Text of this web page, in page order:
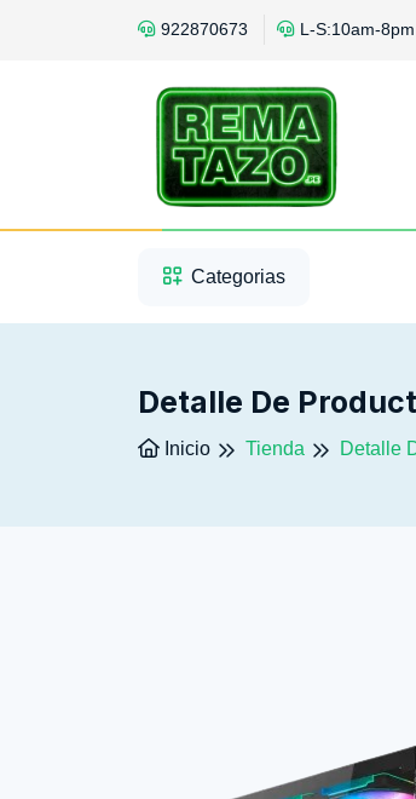
922870673 L-S:10am-8pm
Categorias
Detalle De
Inicio Tienda Detalle